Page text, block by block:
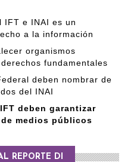
IFT e INAI es un
a la información
organismos
fundamentales
deben nombrar de
del INAI
deben garantizar
medios públicos
REPORTE DI